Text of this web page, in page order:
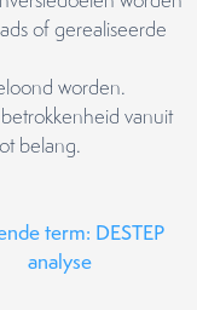
of gerealiseerde
worden.
vanuit
belang.
term: DESTEP
analyse